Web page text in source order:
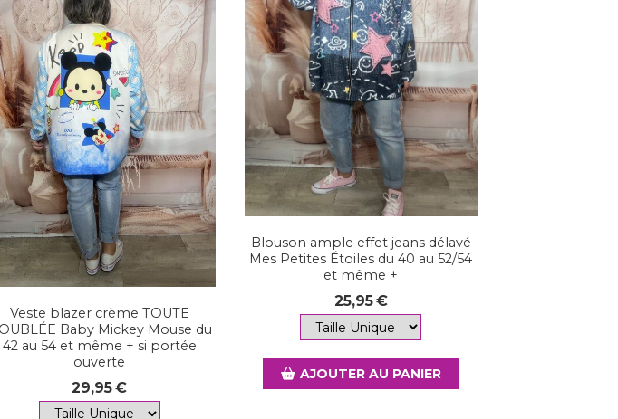
Veste blazer crème TOUTE
Baby Mickey Mouse du
42 au 54 et même + si portée
ouverte
29,95€
Blouson ample effet jeans délavé
Mes Petites Étoiles du 40 au 52/54
et même +
25,95€
AJOUTER AU PANIER